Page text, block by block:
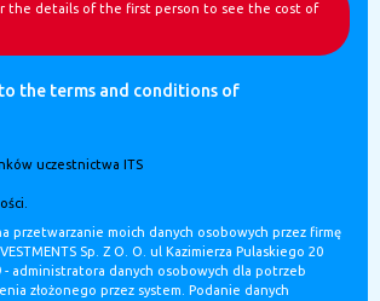
the details of the first person to see the cost of
the terms and conditions of
uczestnictwa ITS
przetwarzanie moich danych osobowych przez firmę
Sp. Z O. O. ul Kazimierza Pulaskiego 20
- administratora danych osobowych dla potrzeb
złożonego przez system. Podanie danych